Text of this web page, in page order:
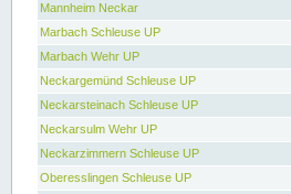
Mannheim Neckar
Marbach Schleuse UP
Marbach Wehr UP
Neckargemünd Schleuse UP
Neckarsteinach Schleuse UP
Neckarsulm Wehr UP
Neckarzimmern Schleuse UP
Oberesslingen Schleuse UP